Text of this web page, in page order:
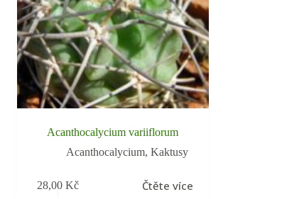
Acanthocalycium variiflorum
Acanthocalycium, Kaktusy
28,00 Kč Čtěte více